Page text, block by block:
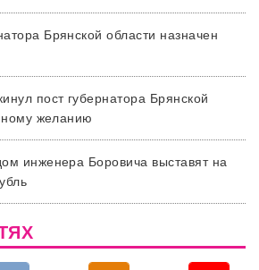
Брянской области назначен
пост губернатора Брянской
желанию
инженера Боровича выставят на